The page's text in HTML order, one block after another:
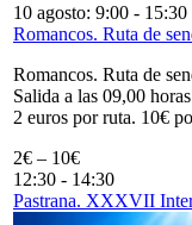
10 agosto: 9:00 - 15:30
Romancos. Ruta de
Romancos. Ruta de
Salida a las 09,00
2 euros por ruta. 10€
2€ – 10€
12:30 - 14:30
Pastrana. XXXVII